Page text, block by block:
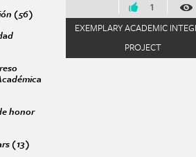
(56) Apply Programas de capacitación filter
sobre deshonestidad académica filter
honor
(13)
1
EXEMPLARY ACADEMIC
PROJECT